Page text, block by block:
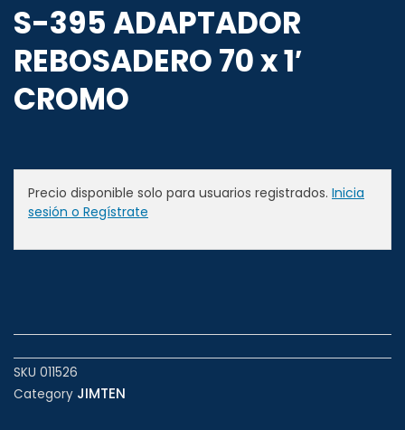
S-395 ADAPTADOR
REBOSADERO 70 x 1′
CROMO
Precio disponible solo para usuarios registrados. Inicia
sesión o Regístrate
SKU 011526
Category JIMTEN